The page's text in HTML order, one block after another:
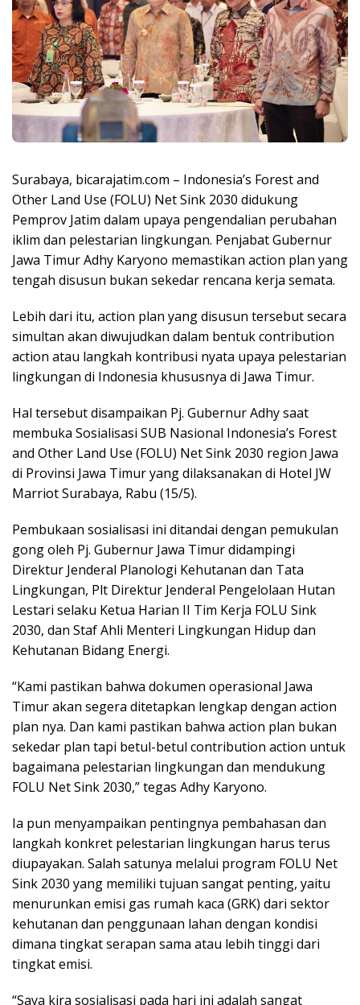
Surabaya, bicarajatim.com – Indonesia’s Forest and
Other Land Use (FOLU) Net Sink 2030 didukung
Pemprov Jatim dalam upaya pengendalian perubahan
iklim dan pelestarian lingkungan. Penjabat Gubernur
Jawa Timur Adhy Karyono memastikan action plan yang
tengah disusun bukan sekedar rencana kerja semata.
Lebih dari itu, action plan yang disusun tersebut secara
simultan akan diwujudkan dalam bentuk contribution
action atau langkah kontribusi nyata upaya pelestarian
lingkungan di Indonesia khususnya di Jawa Timur.
Hal tersebut disampaikan Pj. Gubernur Adhy saat
membuka Sosialisasi SUB Nasional Indonesia’s Forest
and Other Land Use (FOLU) Net Sink 2030 region Jawa
di Provinsi Jawa Timur yang dilaksanakan di Hotel JW
Marriot Surabaya, Rabu (15/5).
Pembukaan sosialisasi ini ditandai dengan pemukulan
gong oleh Pj. Gubernur Jawa Timur didampingi
Direktur Jenderal Planologi Kehutanan dan Tata
Lingkungan, Plt Direktur Jenderal Pengelolaan Hutan
Lestari selaku Ketua Harian II Tim Kerja FOLU Sink
2030, dan Staf Ahli Menteri Lingkungan Hidup dan
Kehutanan Bidang Energi.
“Kami pastikan bahwa dokumen operasional Jawa
Timur akan segera ditetapkan lengkap dengan action
plan nya. Dan kami pastikan bahwa action plan bukan
sekedar plan tapi betul-betul contribution action untuk
bagaimana pelestarian lingkungan dan mendukung
FOLU Net Sink 2030,” tegas Adhy Karyono.
Ia pun menyampaikan pentingnya pembahasan dan
langkah konkret pelestarian lingkungan harus terus
diupayakan. Salah satunya melalui program FOLU Net
Sink 2030 yang memiliki tujuan sangat penting, yaitu
menurunkan emisi gas rumah kaca (GRK) dari sektor
kehutanan dan penggunaan lahan dengan kondisi
dimana tingkat serapan sama atau lebih tinggi dari
tingkat emisi.
“Saya kira sosialisasi pada hari ini adalah sangat